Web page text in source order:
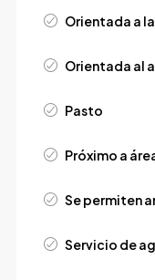
Orientada a
Orientada al
Pasto
Próximo a
Se permiten
Servicio de